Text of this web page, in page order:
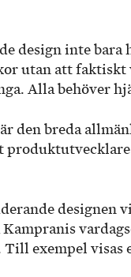
design inte bara
utan att faktiskt
Alla behöver
är den breda
designen
exempel visas